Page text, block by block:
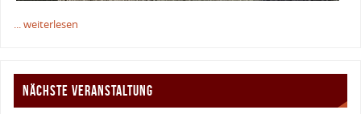
... weiterlesen
NÄCHSTE VERANSTALTUNG